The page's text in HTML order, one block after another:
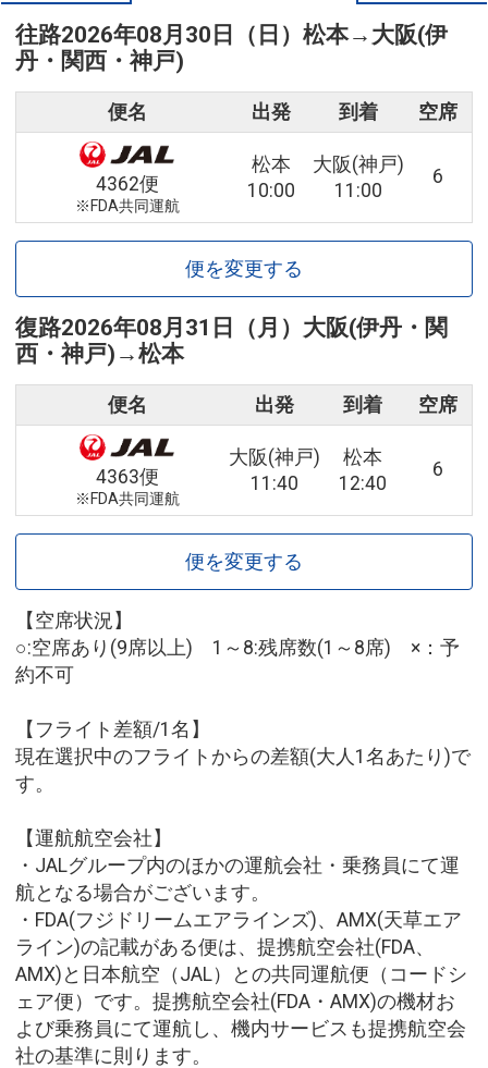
往路2026年08月30日（日） 松本→ 大阪(伊
丹・関西・神戸)
便名 出発 到着 空席
4362便
※FDA共同運航
松本
10:00
大阪(神戸)
11:00
6
便を変更する
復路2026年08月31日（月） 大阪(伊丹・関
西・神戸) →松本
便名 出発 到着 空席
4363便
※FDA共同運航
大阪(神戸)
11:40
松本
12:40
6
便を変更する
【空席状況】
○:空席あり(9席以上) 1～8:残席数(1～8席) ×：予
約不可
【フライト差額/1名】
現在選択中のフライトからの差額(大人1名あたり)で
す。
【運航航空会社】
・JALグループ内のほかの運航会社・乗務員にて運
航となる場合がございます。
・FDA(フジドリームエアラインズ)、AMX(天草エア
ライン)の記載がある便は、提携航空会社(FDA、
AMX)と日本航空（JAL）との共同運航便（コードシ
ェア便）です。提携航空会社(FDA・AMX)の機材お
よび乗務員にて運航し、機内サービスも提携航空会
社の基準に則ります。